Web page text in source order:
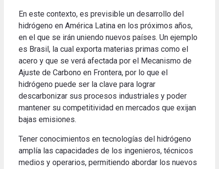
En este contexto, es previsible un desarrollo del
hidrógeno en América Latina en los próximos años,
en el que se irán uniendo nuevos países. Un ejemplo
es Brasil, la cual exporta materias primas como el
acero y que se verá afectada por el Mecanismo de
Ajuste de Carbono en Frontera, por lo que el
hidrógeno puede ser la clave para lograr
descarbonizar sus procesos industriales y poder
mantener su competitividad en mercados que exijan
bajas emisiones.
Tener conocimientos en tecnologías del hidrógeno
amplía las capacidades de los ingenieros, técnicos
medios y operarios, permitiendo abordar los nuevos